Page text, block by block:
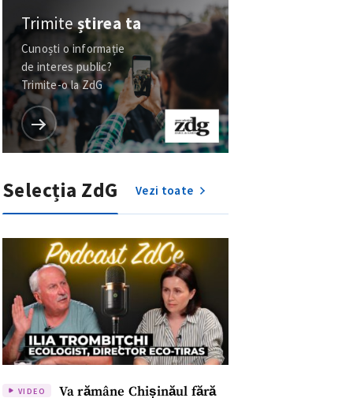
Trimiteștirea ta
Cunoști o informație
de interes public?
Trimite-o la ZdG
Selecția ZdG Vezi toate
VIDEO
Va rămâne Chișinăul fără
cupolitica de